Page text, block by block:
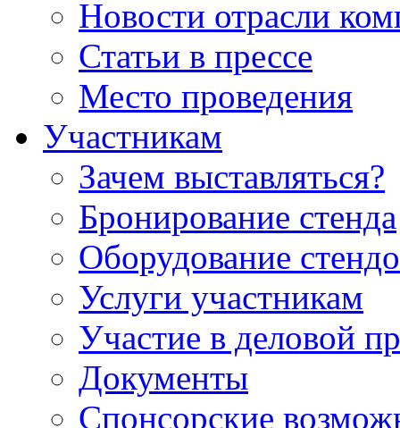
Новости отрасли
Статьи в прессе
Место проведения
Участникам
Зачем выставляться?
Бронирование стенда
Оборудование
Услуги участникам
Участие в деловой
Документы
Спонсорские